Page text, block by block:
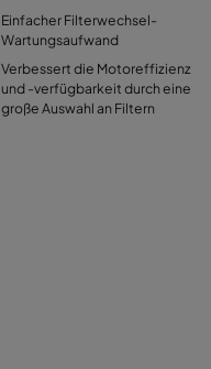
Einfacher Filterwechsel-
Wartungsaufwand
Verbessert die Motoreffizienz
und -verfügbarkeit durch eine
große Auswahl an Filtern